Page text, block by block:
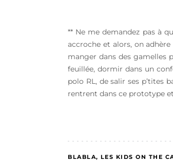
** Ne me demandez pas à
accroche et alors, on
manger dans des gamelles
feuillée, dormir dans un
polo RL, de salir ses p’tites
rentrent dans ce prototype
BLABLA LES KIDS ON THE